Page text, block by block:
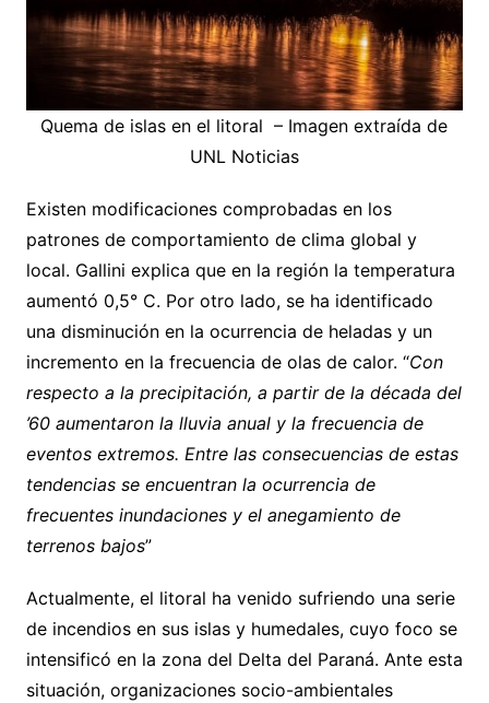
Quema de islas en el litoral – Imagen extraída de
UNL Noticias
Existen modificaciones comprobadas en los
patrones de comportamiento de clima global y
local. Gallini explica que en la región la temperatura
aumentó 0,5° C. Por otro lado, se ha identificado
una disminución en la ocurrencia de heladas y un
incremento en la frecuencia de olas de calor. “Con
respecto a la precipitación, a partir de la década del
’60 aumentaron la lluvia anual y la frecuencia de
eventos extremos. Entre las consecuencias de estas
tendencias se encuentran la ocurrencia de
frecuentes inundaciones y el anegamiento de
terrenos bajos”
Actualmente, el litoral ha venido sufriendo una serie
de incendios en sus islas y humedales, cuyo foco se
intensificó en la zona del Delta del Paraná. Ante esta
situación, organizaciones socio-ambientales